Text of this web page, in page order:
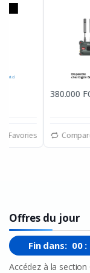
300.000 FCFA
Comparer
Offres du jour
Fin dans: 00 :
Accédez à la